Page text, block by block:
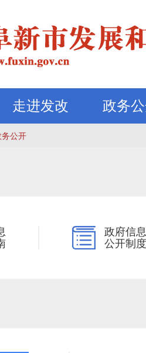
走进发改 政务
务公开
政府信
公开制